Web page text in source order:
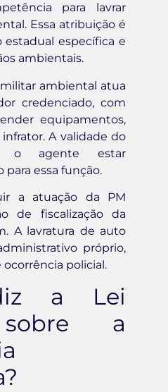
para lavrar
Essa atribuição é
estadual específica e
ambientais.
militar ambiental atua
credenciado, com
equipamentos,
A validade do
o agente estar
essa função.
a atuação da PM
de fiscalização da
A lavratura de auto
próprio,
policial.
a Lei
sobre a